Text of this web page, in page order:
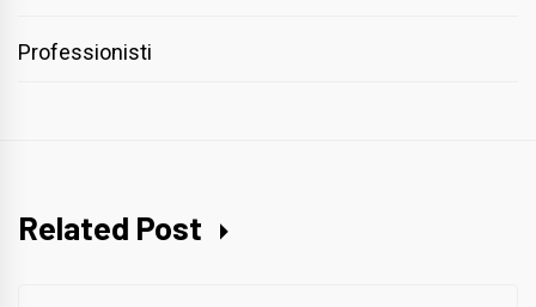
Professionisti
Related Post